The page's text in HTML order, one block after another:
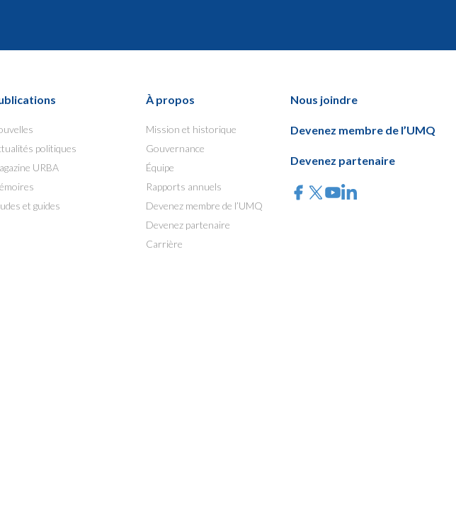
politiques
URBA
et guides
À propos
Mission et historique
Gouvernance
Équipe
Rapports annuels
Devenez membre de l’UMQ
Devenez partenaire
Carrière
Nous joindre
Devenez membre de l’UMQ
Devenez partenaire